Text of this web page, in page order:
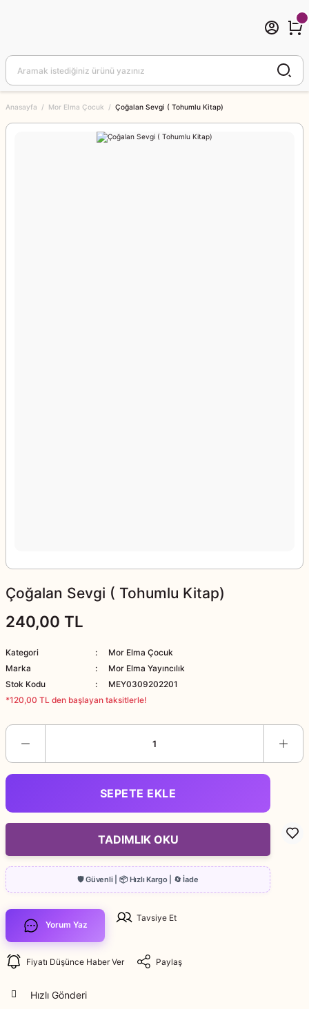
Anasayfa Mor Elma Çocuk Çoğalan Sevgi ( Tohumlu Kitap)
Çoğalan Sevgi ( Tohumlu Kitap)
240,00 TL
Kategori
Mor Elma Çocuk
Marka
Mor Elma Yayıncılık
Stok Kodu
MEY0309202201
*120,00 TL den başlayan taksitlerle!
SEPETE EKLE
TADIMLIK OKU
Yorum Yaz
Tavsiye Et
Fiyatı Düşünce Haber Ver Paylaş
Hızlı Gönderi